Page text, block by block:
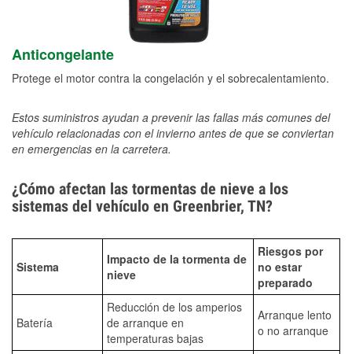
Anticongelante
Protege el motor contra la congelación y el sobrecalentamiento.
Estos suministros ayudan a prevenir las fallas más comunes del
vehículo relacionadas con el invierno antes de que se conviertan
en emergencias en la carretera.
¿Cómo afectan las tormentas de nieve a los
sistemas del vehículo en Greenbrier, TN?
Sistema
Impacto de la tormenta de
nieve
Riesgos por
no estar
preparado
Batería
Reducción de los amperios
de arranque en
temperaturas bajas
Arranque lento
o no arranque